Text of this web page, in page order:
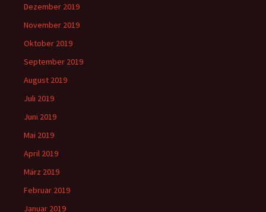
Dezember 2019
November 2019
Oktober 2019
September 2019
August 2019
Juli 2019
Juni 2019
Mai 2019
April 2019
März 2019
Februar 2019
Januar 2019